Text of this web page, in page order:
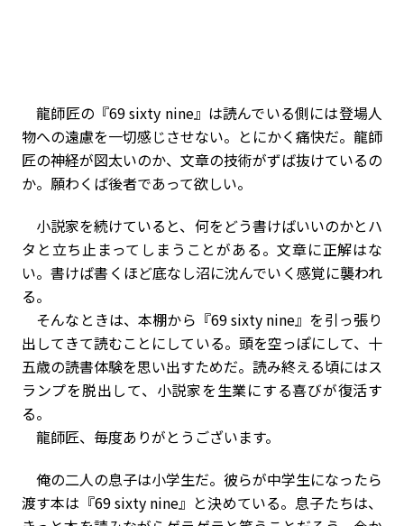
龍師匠の『69 sixty nine』は読んでいる側には登場人
物への遠慮を一切感じさせない。とにかく痛快だ。龍師
匠の神経が図太いのか、文章の技術がずば抜けているの
か。願わくば後者であって欲しい。
小説家を続けていると、何をどう書けばいいのかとハ
タと立ち止まってしまうことがある。文章に正解はな
い。書けば書くほど底なし沼に沈んでいく感覚に襲われ
る。
そんなときは、本棚から『69 sixty nine』を引っ張り
出してきて読むことにしている。頭を空っぽにして、十
五歳の読書体験を思い出すためだ。読み終える頃にはス
ランプを脱出して、小説家を生業にする喜びが復活す
る。
龍師匠、毎度ありがとうございます。
俺の二人の息子は小学生だ。彼らが中学生になったら
渡す本は『69 sixty nine』と決めている。息子たちは、